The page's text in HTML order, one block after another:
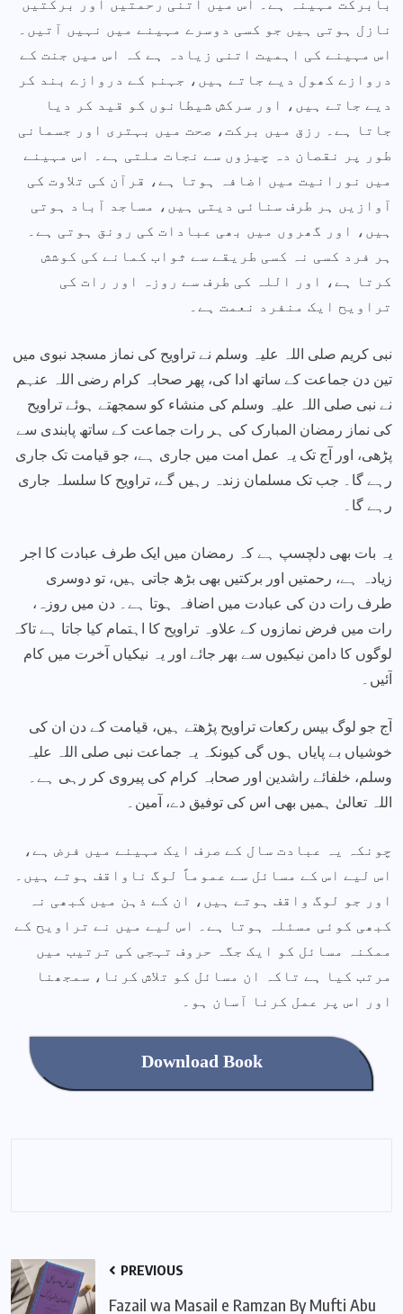
بابرکت مہینہ ہے۔ اس میں اتنی رحمتیں اور برکتیں
نازل ہوتی ہیں جو کسی دوسرے مہینے میں نہیں آتیں۔
اس مہینے کی اہمیت اتنی زیادہ ہے کہ اس میں جنت کے
دروازے کھول دیے جاتے ہیں، جہنم کے دروازے بند کر
دیے جاتے ہیں، اور سرکش شیطانوں کو قید کر دیا
جاتا ہے۔ رزق میں برکت، صحت میں بہتری اور جسمانی
طور پر نقصان دہ چیزوں سے نجات ملتی ہے۔ اس مہینے
میں نورانیت میں اضافہ ہوتا ہے، قرآن کی تلاوت کی
آوازیں ہر طرف سنائی دیتی ہیں، مساجد آباد ہوتی
ہیں، اور گھروں میں بھی عبادات کی رونق ہوتی ہے۔
ہر فرد کسی نہ کسی طریقے سے ثواب کمانے کی کوشش
کرتا ہے، اور اللہ کی طرف سے روزہ اور رات کی
تراویح ایک منفرد نعمت ہے۔
نبی کریم صلی اللہ علیہ وسلم نے تراویح کی نماز مسجد نبوی میں
تین دن جماعت کے ساتھ ادا کی، پھر صحابہ کرام رضی اللہ عنہم
نے نبی صلی اللہ علیہ وسلم کی منشاء کو سمجھتے ہوئے تراویح
کی نماز رمضان المبارک کی ہر رات جماعت کے ساتھ پابندی سے
پڑھی، اور آج تک یہ عمل امت میں جاری ہے، جو قیامت تک جاری
رہے گا۔ جب تک مسلمان زندہ رہیں گے، تراویح کا سلسلہ جاری
رہے گا۔
یہ بات بھی دلچسپ ہے کہ رمضان میں ایک طرف عبادت کا اجر
زیادہ ہے، رحمتیں اور برکتیں بھی بڑھ جاتی ہیں، تو دوسری
طرف رات دن کی عبادت میں اضافہ ہوتا ہے۔ دن میں روزہ،
رات میں فرض نمازوں کے علاوہ تراویح کا اہتمام کیا جاتا ہے تاکہ
لوگوں کا دامن نیکیوں سے بھر جائے اور یہ نیکیاں آخرت میں کام
آئیں۔
آج جو لوگ بیس رکعات تراویح پڑھتے ہیں، قیامت کے دن ان کی
خوشیاں بے پایاں ہوں گی کیونکہ یہ جماعت نبی صلی اللہ علیہ
وسلم، خلفائے راشدین اور صحابہ کرام کی پیروی کر رہی ہے۔
اللہ تعالیٰ ہمیں بھی اس کی توفیق دے، آمین۔
چونکہ یہ عبادت سال کے صرف ایک مہینے میں فرض ہے،
اس لیے اس کے مسائل سے عموماً لوگ ناواقف ہوتے ہیں۔
اور جو لوگ واقف ہوتے ہیں، ان کے ذہن میں کبھی نہ
کبھی کوئی مسئلہ ہوتا ہے۔ اس لیے میں نے تراویح کے
ممکنہ مسائل کو ایک جگہ حروف تہجی کی ترتیب میں
مرتب کیا ہے تاکہ ان مسائل کو تلاش کرنا، سمجھنا
اور اس پر عمل کرنا آسان ہو۔
Download Book
PREVIOUS
Fazail wa Masail e Ramzan By Mufti Abu